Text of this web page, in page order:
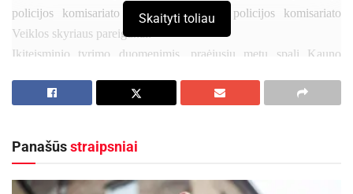
policijos komisariato Kaišiadorių rajono policijos komisariato
Veiklos skyriaus pareigūnai.
Ikiteisminio tyrimo duomenimis, praėjusių metų spalį Kauno
kelių eismo taisyklių reikalavimus. Nustatyta, kad asmuo
Šioje byloje vyras kaltinamas ir tuo, kad vairuodamas neblaivus
Skaityti toliau
Panašūsstraipsniai